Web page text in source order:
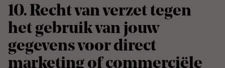
10. Recht van verzet tegen
het gebruik van jouw
gegevens voor direct
marketing of commerciële